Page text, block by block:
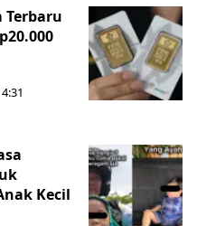
Terbaru
Kecil